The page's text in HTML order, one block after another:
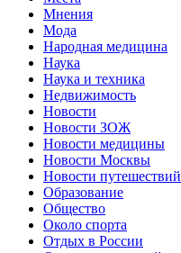
Мнения
Мода
Народная медицина
Наука
Наука и техника
Недвижимость
Новости
Новости ЗОЖ
Новости медицины
Новости Москвы
Новости путешествий
Образование
Общество
Около спорта
Отдых в России